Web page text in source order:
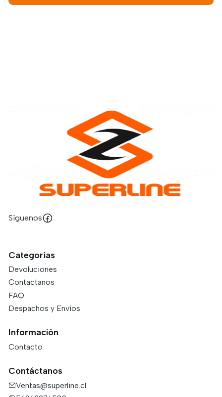
Síguenos
Categorías
Devoluciones
Contactanos
FAQ
Despachos y Envíos
Información
Contacto
Contáctanos
Ventas@superline.cl